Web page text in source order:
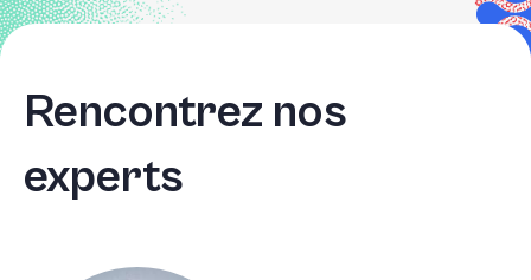
Rencontrez nos
experts